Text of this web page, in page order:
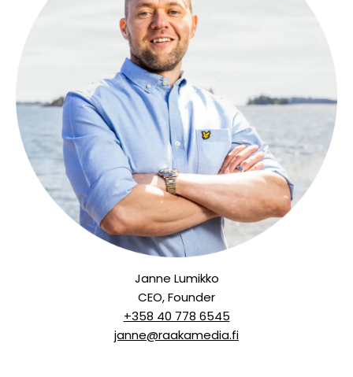
Janne Lumikko
CEO, Founder
+358 40 778 6545
janne@raakamedia.fi